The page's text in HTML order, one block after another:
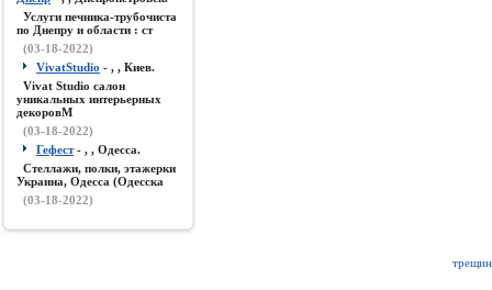
Услуги печника-трубочиста
по Днепру и области : ст
(03-18-2022)
VivatStudio - , , Киев.
Vivat Studio салон
уникальных интерьерных
декоровМ
(03-18-2022)
Гефест- , , Одесса.
Стеллажи, полки, этажерки
Украина, Одесса (Одесска
(03-18-2022)